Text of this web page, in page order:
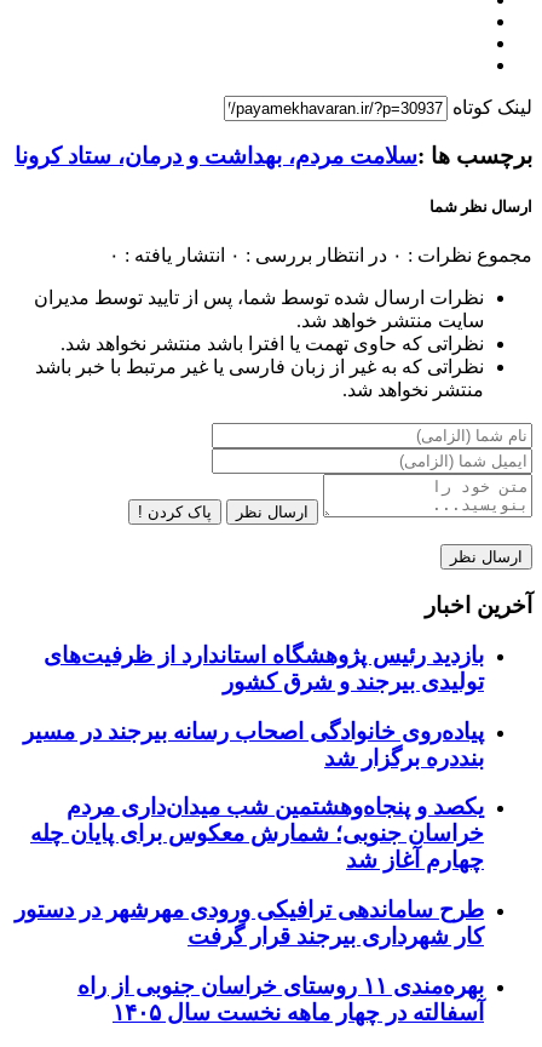
لینک کوتاه
برچسب ها :سلامت مردم، بهداشت و درمان، ستاد کرونا
ارسال نظر شما
مجموع نظرات : ۰ در انتظار بررسی : ۰ انتشار یافته : ۰
نظرات ارسال شده توسط شما، پس از تایید توسط مدیران
سایت منتشر خواهد شد.
نظراتی که حاوی تهمت یا افترا باشد منتشر نخواهد شد.
نظراتی که به غیر از زبان فارسی یا غیر مرتبط با خبر باشد
منتشر نخواهد شد.
ارسال نظر پاک کردن !
آخرین اخبار
بازدید رئیس پژوهشگاه استاندارد از ظرفیت‌های
تولیدی بیرجند و شرق کشور
پیاده‌روی خانوادگی اصحاب رسانه بیرجند در مسیر
بنددره برگزار شد
یکصد و پنجاه‌وهشتمین شب میدان‌داری مردم
خراسان جنوبی؛ شمارش معکوس برای پایان چله
چهارم آغاز شد
طرح ساماندهی ترافیکی ورودی مهرشهر در دستور
کار شهرداری بیرجند قرار گرفت
بهره‌مندی ۱۱ روستای خراسان جنوبی از راه
آسفالته در چهار ماهه نخست سال ۱۴۰۵